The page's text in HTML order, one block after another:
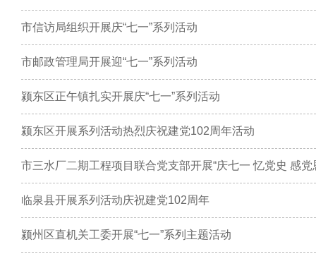
市信访局组织开展庆“七一”系列活动
市邮政管理局开展迎“七一”系列活动
颍东区正午镇扎实开展庆“七一”系列活动
颍东区开展系列活动热烈庆祝建党102周年活动
市三水厂二期工程项目联合党支部开展“庆七一 忆党史 感党
临泉县开展系列活动庆祝建党102周年
颍州区直机关工委开展“七一”系列主题活动